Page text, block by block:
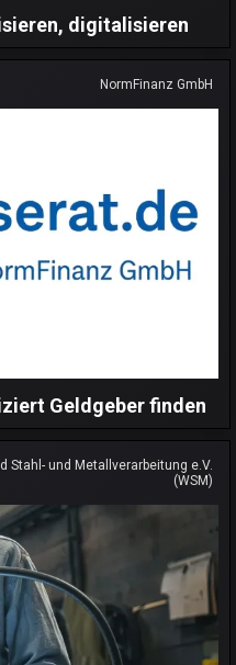
digitalisieren
NormFinanz GmbH
Geldgeber finden
Stahl- und Metallverarbeitung e.V.
(WSM)